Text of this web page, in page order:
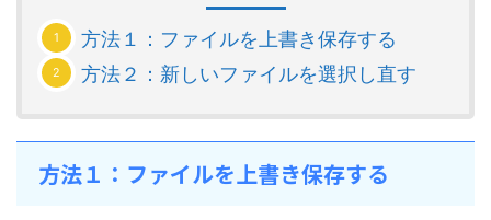
方法１：ファイルを上書き保存する
方法２：新しいファイルを選択し直す
方法１：ファイルを上書き保存する